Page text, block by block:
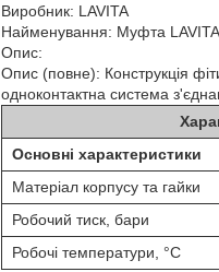
Виробник: LAVITA
Найменування: Муфта
Опис:
Опис (повне): Конструкція
одноконтактна система
Основні характеристики
Матеріал корпусу та гайки
Робочий тиск, бари
Робочі температури, °C